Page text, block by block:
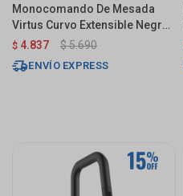
Monocomando De Mesada
Virtus Curvo Extensible Negro
Mate
$ 4.837 $5.690
ENVÍO EXPRESS